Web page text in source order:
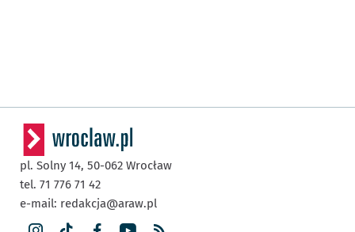
pl. Solny 14, 50-062 Wrocław
tel. 71 776 71 42
e-mail: redakcja@araw.pl